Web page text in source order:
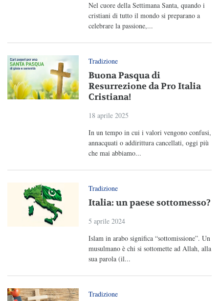
Nel cuore della Settimana Santa, quando i
cristiani di tutto il mondo si preparano a
celebrare la passione,...
Tradizione
Buona Pasqua di
Resurrezione da Pro Italia
Cristiana!
18 aprile 2025
In un tempo in cui i valori vengono confusi,
annacquati o addirittura cancellati, oggi più
che mai abbiamo...
Tradizione
Italia: un paese sottomesso?
5 aprile 2024
Islam in arabo significa “sottomissione”. Un
musulmano è chi si sottomette ad Allah, alla
sua parola (il...
Tradizione